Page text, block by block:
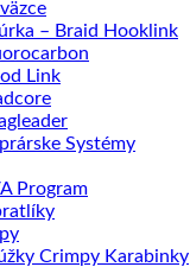
– Braid Hooklink
Link
Systémy
Program
Crimpy Karabinky